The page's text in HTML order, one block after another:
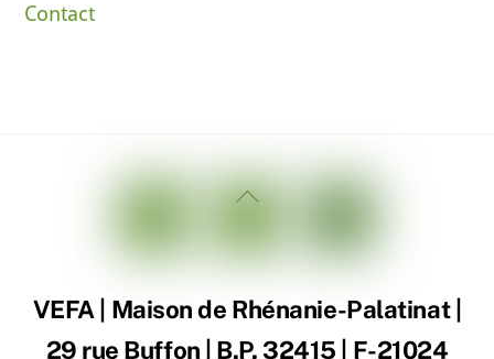
Contact
Back
Top
VEFA | Maison de Rhénanie-Palatinat |
29 rue Buffon | B.P. 32415 | F-21024